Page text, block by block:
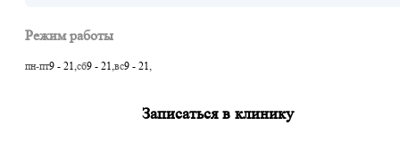
Режим работы
пн-пт9 - 21,сб9 - 21,вс9 - 21,
Записаться в клинику